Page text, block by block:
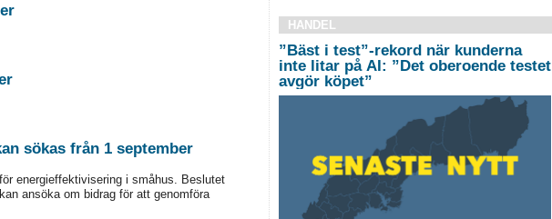
sökas från 1 september
energieffektivisering i småhus. Beslutet
ansöka om bidrag för att genomföra
HANDEL
”Bäst i test”-rekord när kunderna
inte litar på AI: ”Det oberoende testet
avgör köpet”